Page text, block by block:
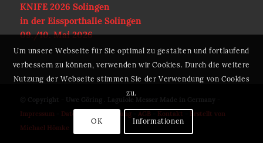
KNIFE 2026 Solingen
in der Eissporthalle Solingen
09./10. Mai 2026
© Copyright - Uwe Göring . Laguiole Messer Made in Germany -
Impressum- Datenschutzerklärung- AGB- Kontakt
Erstellt von
Michael Hömke
Um unsere Webseite für Sie optimal zu gestalten und fortlaufend
verbessern zu können, verwenden wir Cookies. Durch die weitere
Nutzung der Webseite stimmen Sie der Verwendung von Cookies
zu.
OK Informationen